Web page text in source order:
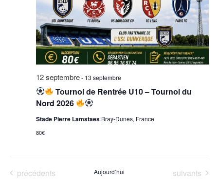
Tournoi de Rentrée U10 – Tournoi du
Nord 2026
12 septembre- 13 septembre
Stade Pierre Lamstaes Bray-Dunes, France
80€
Évènements
précédents Aujourd’hui Évènements
suivants